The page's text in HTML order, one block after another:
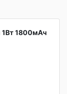
1Вт 1800мАч